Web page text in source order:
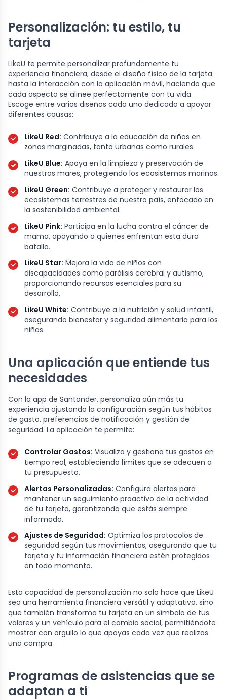
Personalización: tu estilo, tu
tarjeta
LikeU te permite personalizar profundamente tu
experiencia financiera, desde el diseño físico de la tarjeta
hasta la interacción con la aplicación móvil, haciendo que
cada aspecto se alinee perfectamente con tu vida.
Escoge entre varios diseños cada uno dedicado a apoyar
diferentes causas:
LikeU Red: Contribuye a la educación de niños en
zonas marginadas, tanto urbanas como rurales.
LikeU Blue: Apoya en la limpieza y preservación de
nuestros mares, protegiendo los ecosistemas marinos.
LikeU Green: Contribuye a proteger y restaurar los
ecosistemas terrestres de nuestro país, enfocado en
la sostenibilidad ambiental.
LikeU Pink: Participa en la lucha contra el cáncer de
mama, apoyando a quienes enfrentan esta dura
batalla.
LikeU Star: Mejora la vida de niños con
discapacidades como parálisis cerebral y autismo,
proporcionando recursos esenciales para su
desarrollo.
LikeU White: Contribuye a la nutrición y salud infantil,
asegurando bienestar y seguridad alimentaria para los
niños.
Una aplicación que entiende tus
necesidades
Con la app de Santander, personaliza aún más tu
experiencia ajustando la configuración según tus hábitos
de gasto, preferencias de notificación y gestión de
seguridad. La aplicación te permite:
Controlar Gastos: Visualiza y gestiona tus gastos en
tiempo real, estableciendo límites que se adecuen a
tu presupuesto.
Alertas Personalizadas: Configura alertas para
mantener un seguimiento proactivo de la actividad
de tu tarjeta, garantizando que estás siempre
informado.
Ajustes de Seguridad: Optimiza los protocolos de
seguridad según tus movimientos, asegurando que tu
tarjeta y tu información financiera estén protegidos
en todo momento.
Esta capacidad de personalización no solo hace que LikeU
sea una herramienta financiera versátil y adaptativa, sino
que también transforma tu tarjeta en un símbolo de tus
valores y un vehículo para el cambio social, permitiéndote
mostrar con orgullo lo que apoyas cada vez que realizas
una compra.
Programas de asistencias que se
adaptan a ti